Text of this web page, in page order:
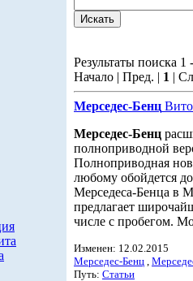
Результаты поиска 1
Начало | Пред. | 1 |
Мерседес-Бенц
Мерседес-Бенц
полноприводной
Полноприводная
любому обойдется
Мерседеса-Бенца в
предлагает
числе с пробегом.
Изменен: 12.02.2015
Мерседес-Бенц ,
Путь: Статьи